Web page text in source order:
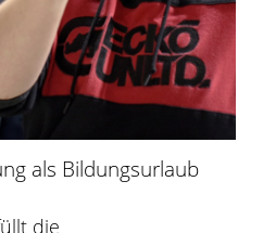
als Bildungsurlaub
die